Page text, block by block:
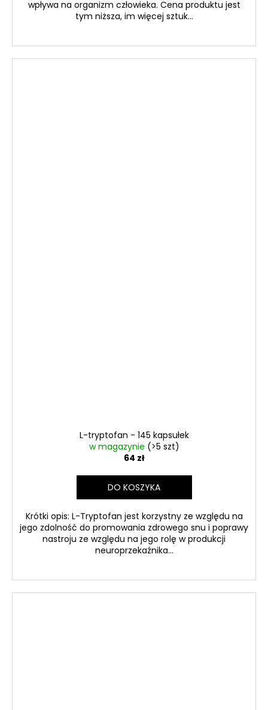
wpływa na organizm człowieka. Cena produktu jest
tym niższa, im więcej sztuk...
L-tryptofan - 145 kapsułek
w magazynie (>5 szt)
64 zł
DO KOSZYKA
Krótki opis: L-Tryptofan jest korzystny ze względu na
jego zdolność do promowania zdrowego snu i poprawy
nastroju ze względu na jego rolę w produkcji
neuroprzekaźnika...